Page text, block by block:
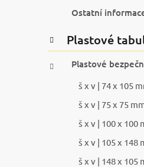
Ostatní
Plastové
Plastové
š x v | 74 x 105
š x v | 75 x 75
š x v | 100 x 100
š x v | 105 x 148
š x v | 148 x 105